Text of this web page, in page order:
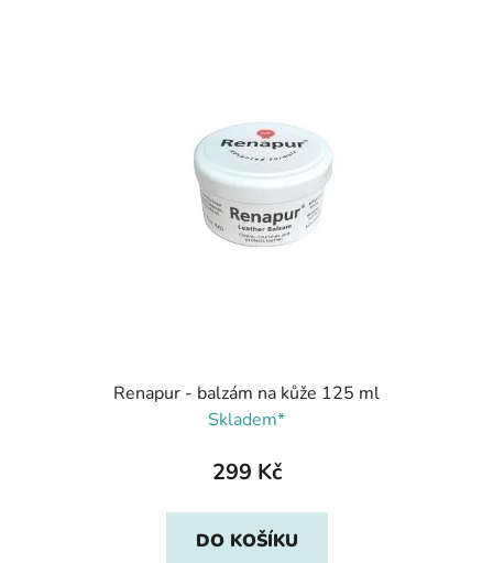
Renapur - balzám na kůže 125 ml
Skladem*
299 Kč
DO KOŠÍKU